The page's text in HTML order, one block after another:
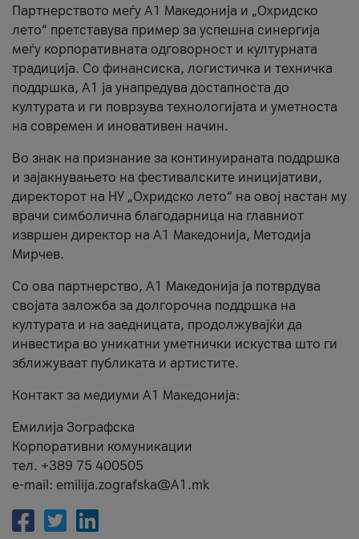
Партнерството меѓу A1 Македонија и „Охридско
лето“ претставува пример за успешна синергија
меѓу корпоративната одговорност и културната
традиција. Со финансиска, логистичка и техничка
поддршка, A1 ја унапредува достапноста до
културата и ги поврзува технологијата и уметноста
на современ и иновативен начин.
Во знак на признание за континуираната поддршка
и зајакнувањето на фестивалските иницијативи,
директорот на НУ „Охридско лето“ на овој настан му
врачи симболична благодарница на главниот
извршен директор на A1 Македонија, Методија
Мирчев.
Со ова партнерство, A1 Македонија ја потврдува
својата заложба за долгорочна поддршка на
културата и на заедницата, продолжувајќи да
инвестира во уникатни уметнички искуства што ги
зближуваат публиката и артистите.
Контакт за медиуми А1 Македонија:
Емилија Зографска
Корпоративни комуникации
тел. +389 75 400505
e-mail: emilija.zografska@A1.mk